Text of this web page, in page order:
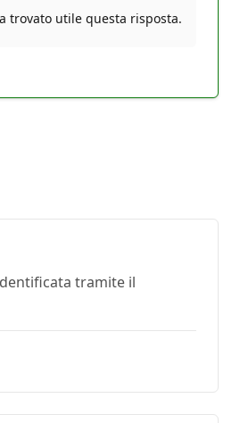
trovato utile questa risposta.
tramite il